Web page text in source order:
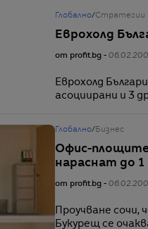
Глобално/Стратегии
Еврохолд
от profit.bg -
Еврохолд
асоциирани и 3
Глобално/ Бизнес
Офис-площите
нараснат до 1
от profit.bg -
Проучване
Букурещ се